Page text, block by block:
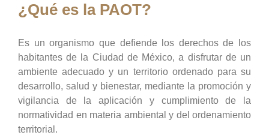
¿Qué es la PAOT?
Es un organismo que defiende los derechos de los
habitantes de la Ciudad de México, a disfrutar de un
ambiente adecuado y un territorio ordenado para su
desarrollo, salud y bienestar, mediante la promoción y
vigilancia de la aplicación y cumplimiento de la
normatividad en materia ambiental y del ordenamiento
territorial.